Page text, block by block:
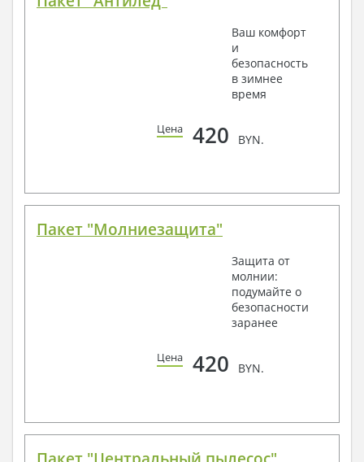
Ваш комфорт
и
безопасность
в зимнее
время
Цена 420 BYN.
Пакет "Молниезащита"
Защита от
молнии:
подумайте о
безопасности
заранее
Цена 420 BYN.